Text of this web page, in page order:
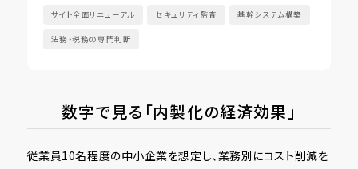
サイト全面リニューアル セキュリティ監査 基幹システム構築
法務・税務の専門判断
数字で見る「内製化の経済効果」
従業員10名程度の中小企業を想定し、業務別にコスト削減を